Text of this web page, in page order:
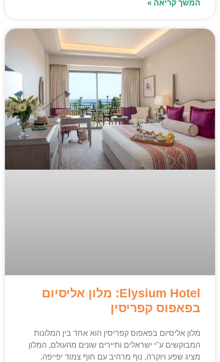
המשך קריאה »
Elysium Hotel: מלון אליסיום
בפאפוס קפריסין
מלון אליסיום בפאפוס קפריסין הוא אחד בין המלונות
המבוקשים ע"י ישראלים ותיירים שונים מהעולם, המלון
מציג שפע ויוקרה, נוף מרהיב עם חוף צמוד יפייפה,